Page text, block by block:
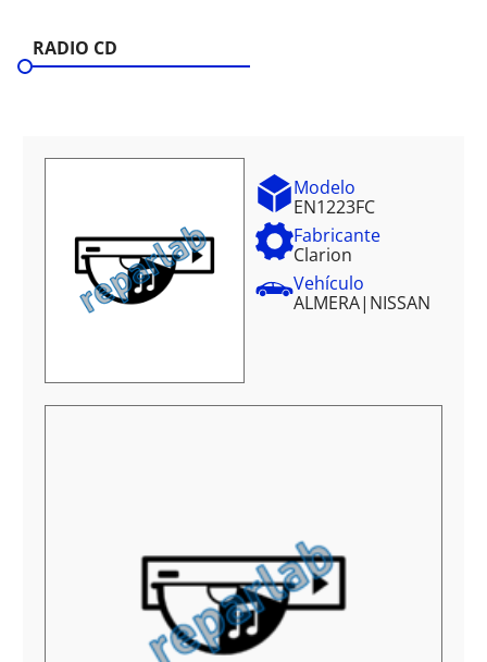
RADIO CD
Modelo
EN1223FC
Fabricante
Clarion
Vehículo
ALMERA| NISSAN